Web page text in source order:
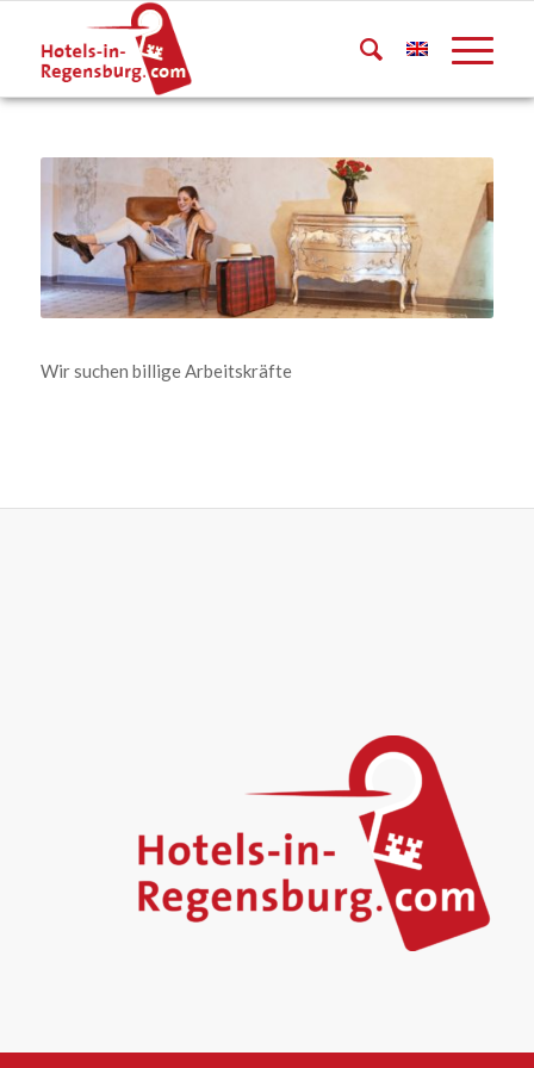
Wir suchen billige Arbeitskräfte